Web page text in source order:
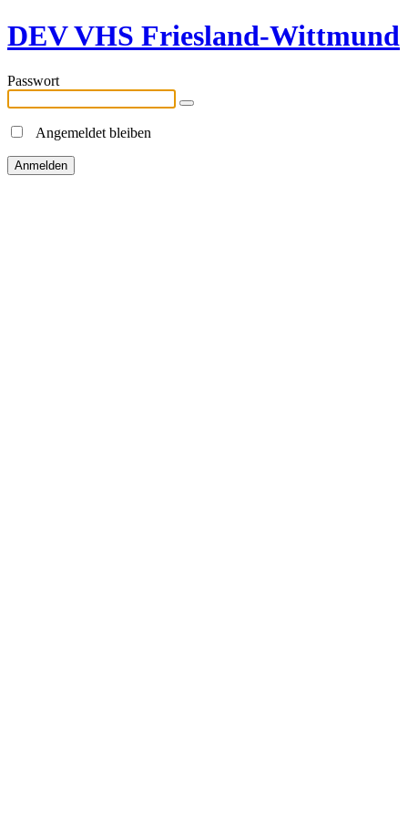
DEV VHS Friesland-Wittmund
Passwort
Angemeldet bleiben